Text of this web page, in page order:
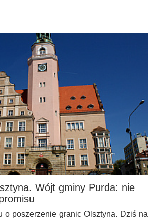
Wójt gminy Purda: nie
o poszerzenie granic Olsztyna. Dziś na